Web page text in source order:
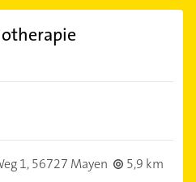
1,56727 Mayen
5,9 km